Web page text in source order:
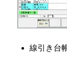
線引き台